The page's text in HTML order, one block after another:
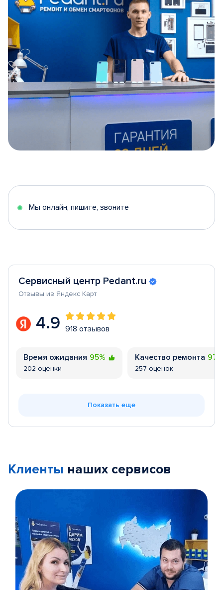
5
Мы онлайн, пишите, звоните
Сервисный центр Pedant.ru
Отзывы из Яндекс Карт
4.9 918 отзывов
Время ожидания 95%
202 оценки
Качество ремонта
257 оценок
Показать еще
Клиенты наших сервисов